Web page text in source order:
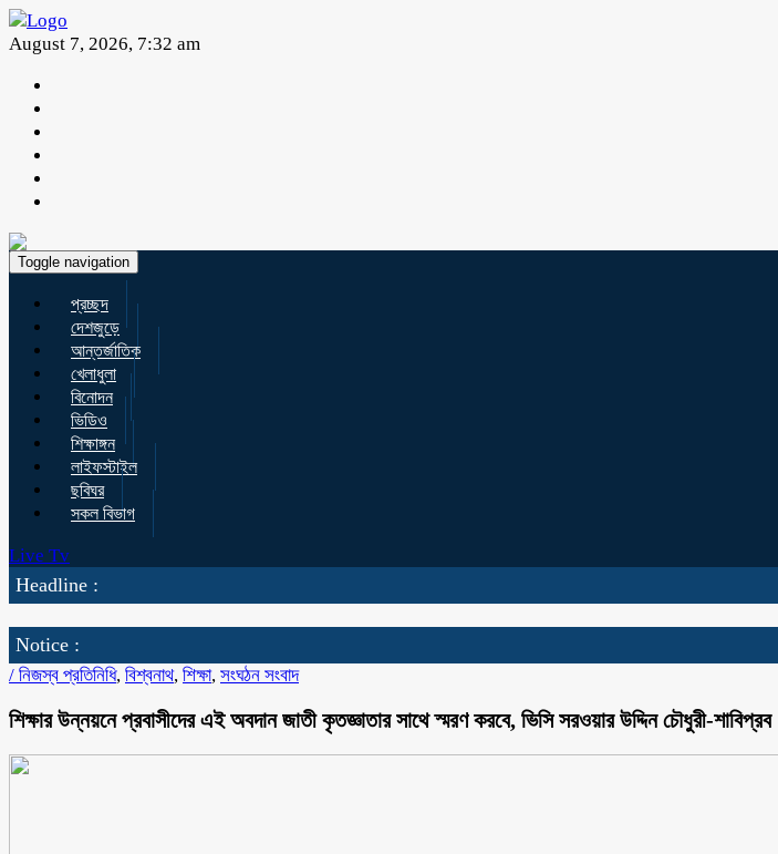
August 7, 2026, 7:32 am
Toggle navigation
প্রচ্ছদ
দেশজুড়ে
আন্তর্জাতিক
খেলাধুলা
বিনোদন
ভিডিও
শিক্ষাঙ্গন
লাইফস্টাইল
ছবিঘর
সকল বিভাগ
Live Tv
Headline :
Notice :
/ নিজস্ব প্রতিনিধি, বিশ্বনাথ, শিক্ষা, সংঘঠন সংবাদ
শিক্ষার উন্নয়নে প্রবাসীদের এই অবদান জাতী কৃতজ্ঞাতার সাথে স্মরণ করবে, ভিসি সরওয়ার উদ্দিন চৌধুরী-শাবিপ্রব